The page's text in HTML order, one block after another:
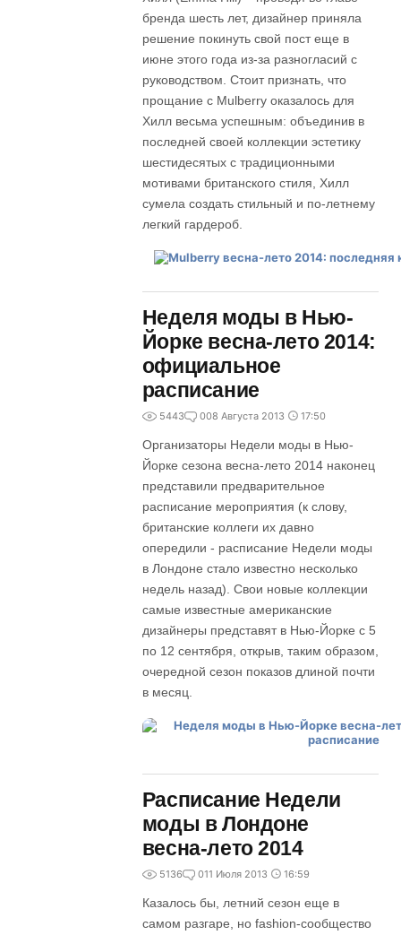
бренда шесть лет, дизайнер приняла
решение покинуть свой пост еще в
июне этого года из-за разногласий с
руководством. Стоит признать, что
прощание с Mulberry оказалось для
Хилл весьма успешным: объединив в
последней своей коллекции эстетику
шестидесятых с традиционными
мотивами британского стиля, Хилл
сумела создать стильный и по-летнему
легкий гардероб.
Неделя моды в Нью-
Йорке весна-лето 2014:
официальное
расписание
5443 008 Августа 2013 17:50
Организаторы Недели моды в Нью-
Йорке сезона весна-лето 2014 наконец
представили предварительное
расписание мероприятия (к слову,
британские коллеги их давно
опередили - расписание Недели моды
в Лондоне стало известно несколько
недель назад). Свои новые коллекции
самые известные американские
дизайнеры представят в Нью-Йорке с 5
по 12 сентября, открыв, таким образом,
очередной сезон показов длиной почти
в месяц.
Расписание Недели
моды в Лондоне
весна-лето 2014
5136 011 Июля 2013 16:59
Казалось бы, летний сезон еще в
самом разгаре, но fashion-сообщество